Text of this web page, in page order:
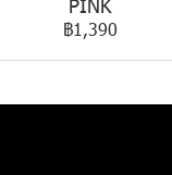
฿1,390